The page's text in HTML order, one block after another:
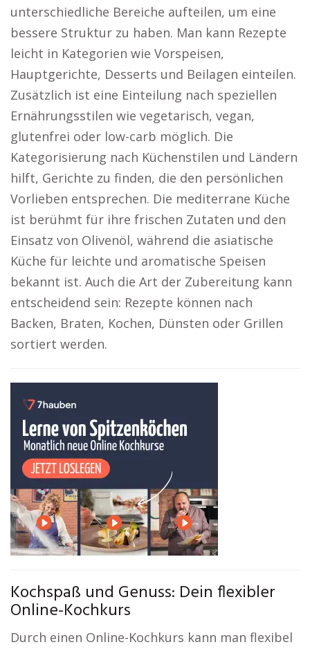
unterschiedliche Bereiche aufteilen, um eine
bessere Struktur zu haben. Man kann Rezepte
leicht in Kategorien wie Vorspeisen,
Hauptgerichte, Desserts und Beilagen einteilen.
Zusätzlich ist eine Einteilung nach speziellen
Ernährungsstilen wie vegetarisch, vegan,
glutenfrei oder low-carb möglich. Die
Kategorisierung nach Küchenstilen und Ländern
hilft, Gerichte zu finden, die den persönlichen
Vorlieben entsprechen. Die mediterrane Küche
ist berühmt für ihre frischen Zutaten und den
Einsatz von Olivenöl, während die asiatische
Küche für leichte und aromatische Speisen
bekannt ist. Auch die Art der Zubereitung kann
entscheidend sein: Rezepte können nach
Backen, Braten, Kochen, Dünsten oder Grillen
sortiert werden.
Kochspaß und Genuss: Dein flexibler
Online-Kochkurs
Durch einen Online-Kochkurs kann man flexibel